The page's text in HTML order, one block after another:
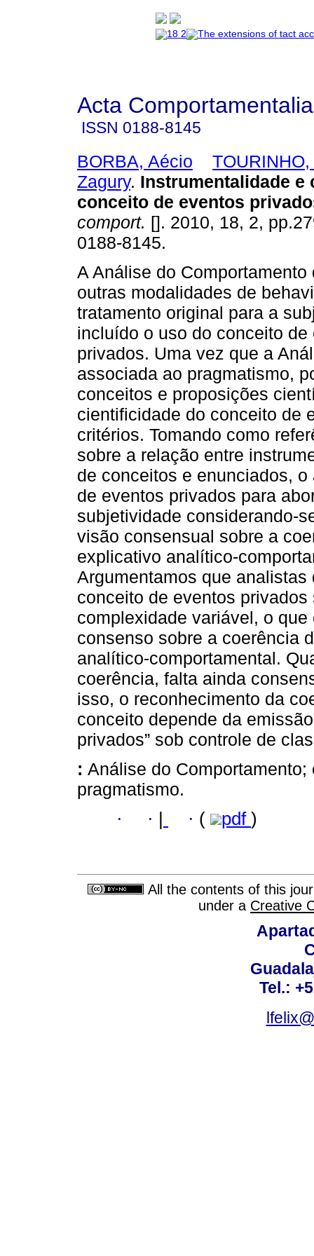
Acta Comportamentalia
ISSN 0188-8145
BORBA, Aécio
Zagury. Instrumentalidade e
conceito de eventos
comport. []. 2010, 18, 2,
0188-8145.
A Análise do
outras modalidades de
tratamento original para a
incluído o uso do conceito de
privados. Uma vez que a
associada ao pragmatismo,
conceitos e proposições
cientificidade do conceito de
critérios. Tomando como
sobre a relação entre
de conceitos e enunciados,
de eventos privados para
subjetividade considerando-
visão consensual sobre a
explicativo analítico-
Argumentamos que
conceito de eventos
complexidade variável, o
consenso sobre a coerência
analítico-comportamental.
coerência, falta ainda
isso, o reconhecimento da
conceito depende da
privados” sob controle de
: Análise do
pragmatismo.
· · · ( pdf )
All the contents of this
under a Creative
Tel.: